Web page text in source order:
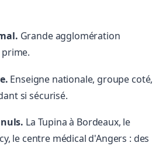
Grande agglomération
Enseigne nationale, groupe coté,
si sécurisé.
La Tupina à Bordeaux, le
le centre médical d'Angers : des